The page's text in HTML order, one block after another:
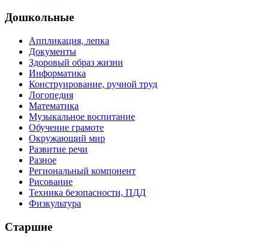
Дошкольные
Аппликация, лепка
Документы
Здоровый образ жизни
Информатика
Конструирование, ручной труд
Логопедия
Математика
Музыкальное воспитание
Обучение грамоте
Окружающий мир
Развитие речи
Разное
Региональный компонент
Рисование
Техника безопасности, ПДД
Физкультура
Старшие